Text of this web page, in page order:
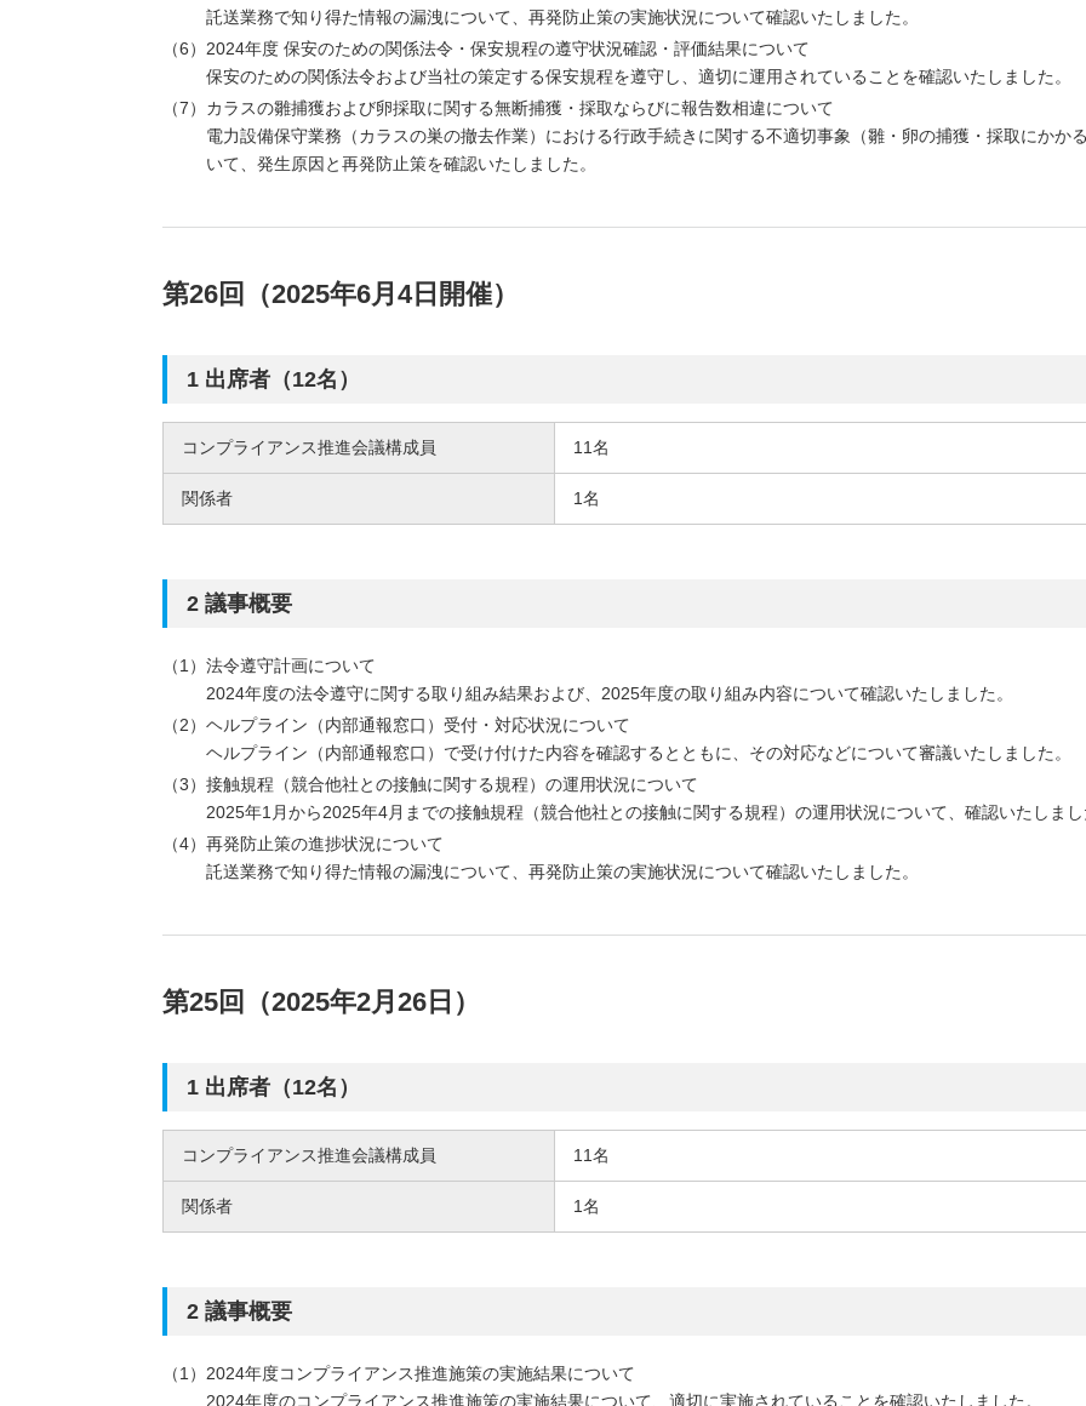
託送業務で知り得た情報の漏洩について、再発防止策の実施状況について確認いたしました。
2024年度 保安のための関係法令・保安規程の遵守状況確認・評価結果について
保安のための関係法令および当社の策定する保安規程を遵守し、適切に運用されていることを確認いたしました。
カラスの雛捕獲および卵採取に関する無断捕獲・採取ならびに報告数相違について
電力設備保守業務（カラスの巣の撤去作業）における行政手続きに関する不適切事象（雛・卵の捕獲・採取にかか
いて、発生原因と再発防止策を確認いたしました。
第26回（2025年6月4日開催）
1 出席者（12名）
コンプライアンス推進会議構成員 11名
関係者 1名
2 議事概要
法令遵守計画について
2024年度の法令遵守に関する取り組み結果および、2025年度の取り組み内容について確認いたしました。
ヘルプライン（内部通報窓口）受付・対応状況について
ヘルプライン（内部通報窓口）で受け付けた内容を確認するとともに、その対応などについて審議いたしました。
接触規程（競合他社との接触に関する規程）の運用状況について
2025年1月から2025年4月までの接触規程（競合他社との接触に関する規程）の運用状況について、確認いたしま
再発防止策の進捗状況について
託送業務で知り得た情報の漏洩について、再発防止策の実施状況について確認いたしました。
第25回（2025年2月26日）
1 出席者（12名）
コンプライアンス推進会議構成員 11名
関係者 1名
2 議事概要
2024年度コンプライアンス推進施策の実施結果について
2024年度のコンプライアンス推進施策の実施結果について、適切に実施されていることを確認いたしました。